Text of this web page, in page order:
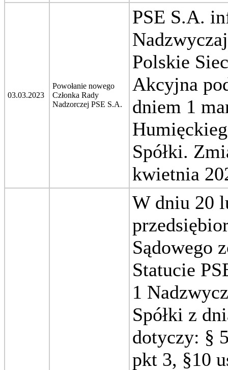
03.03.2023
Powołanie nowego
Członka Rady
Nadzorczej PSE S.A.
PSE S.A.
Polskie
Akcyjna
dniem 1
Spółki.
kwietnia
W dniu 20
Sądowego
Statucie
1
Spółki z
dotyczy: §
pkt 3, §10